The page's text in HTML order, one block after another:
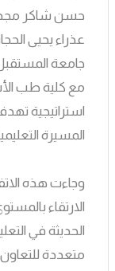
حسن شاكر مجدي
عذراء يحيى
جامعة
مع كلية طب
استراتيجية
المسيرة
وجاءت هذه
الارتقاء
الحديثة في
متعددة